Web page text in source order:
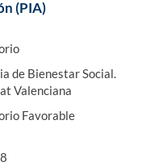
(PIA)
de Bienestar Social.
Valenciana
Favorable